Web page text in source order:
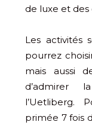
de luxe et des
Les activités
pourrez
mais aussi
d’admirer
l’Uetliberg.
primée 7 fois